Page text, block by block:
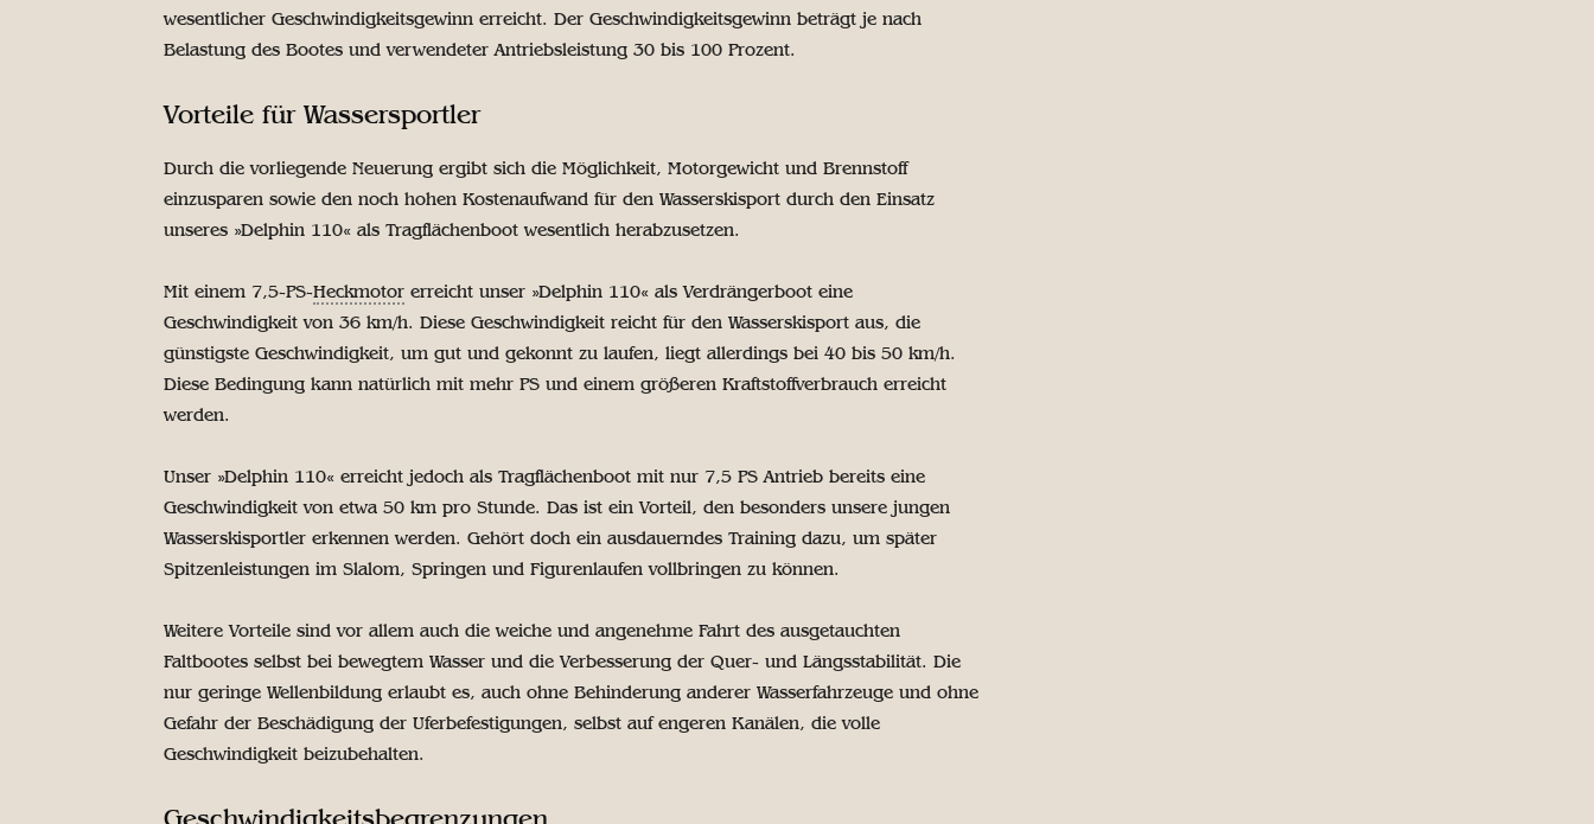
wesentlicher Geschwindigkeitsgewinn erreicht. Der Geschwindigkeitsgewinn beträgt je nach
Belastung des Bootes und verwendeter Antriebsleistung 30 bis 100 Prozent.
Vorteile für Wassersportler
Durch die vorliegende Neuerung ergibt sich die Möglichkeit, Motorgewicht und Brennstoff
einzusparen sowie den noch hohen Kostenaufwand für den Wasserskisport durch den Einsatz
unseres »Delphin 110« als Tragflächenboot wesentlich herabzusetzen.
Mit einem 7,5-PS-Heckmotor erreicht unser »Delphin 110« als Verdrängerboot eine
Geschwindigkeit von 36 km/h. Diese Geschwindigkeit reicht für den Wasserskisport aus, die
günstigste Geschwindigkeit, um gut und gekonnt zu laufen, liegt allerdings bei 40 bis 50 km/h.
Diese Bedingung kann natürlich mit mehr PS und einem größeren Kraftstoffverbrauch erreicht
werden.
Unser »Delphin 110« erreicht jedoch als Tragflächenboot mit nur 7,5 PS Antrieb bereits eine
Geschwindigkeit von etwa 50 km pro Stunde. Das ist ein Vorteil, den besonders unsere jungen
Wasserskisportler erkennen werden. Gehört doch ein ausdauerndes Training dazu, um später
Spitzenleistungen im Slalom, Springen und Figurenlaufen vollbringen zu können.
Weitere Vorteile sind vor allem auch die weiche und angenehme Fahrt des ausgetauchten
Faltbootes selbst bei bewegtem Wasser und die Verbesserung der Quer- und Längsstabilität. Die
nur geringe Wellenbildung erlaubt es, auch ohne Behinderung anderer Wasserfahrzeuge und ohne
Gefahr der Beschädigung der Uferbefestigungen, selbst auf engeren Kanälen, die volle
Geschwindigkeit beizubehalten.